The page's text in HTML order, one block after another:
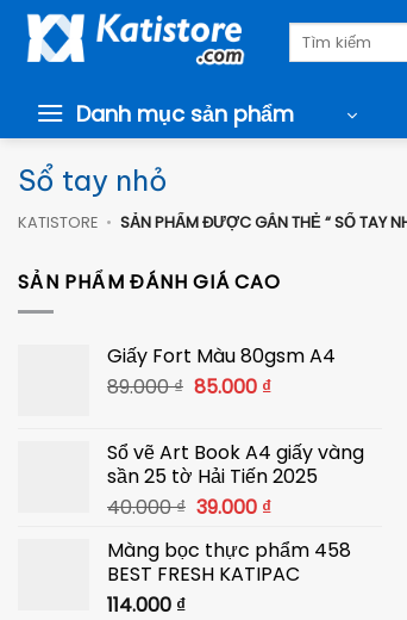
Chuyển
đến
dung
Tìm
Danh mục sản phẩm
Sổ tay nhỏ
KATISTORE • SẢN PHẨM ĐƯỢC GẮN THẺ “ SỔ TAY
SẢN PHẨM ĐÁNH GIÁ CAO
Giấy Fort Màu 80gsm A4
89.000₫ Giá
89.000 ₫.
85.000 ₫Giá
là:
85.000 ₫.
Sổ vẽ Art Book A4 giấy vàng
sần 25 tờ Hải Tiến 2025
40.000₫ Giá
là:
40.000 ₫.
39.000 ₫Giá
tại
là:
Màng bọc thực phẩm 458
BEST FRESH KATIPAC
114.000 ₫